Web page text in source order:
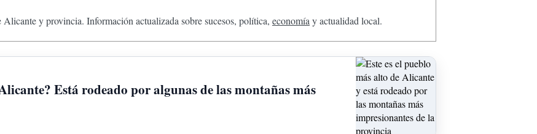
y provincia. Información actualizada sobre sucesos, política, economíay actualidad local.
Está rodeado por algunas de las montañas más